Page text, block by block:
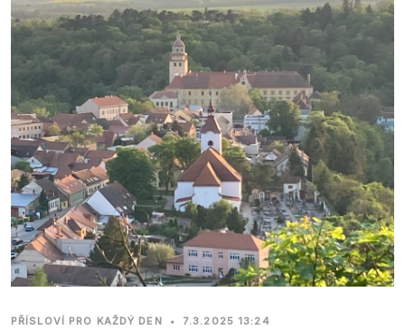
PŘÍSLOVÍ PRO KAŽDÝ DEN • 7.3.2025 13:24